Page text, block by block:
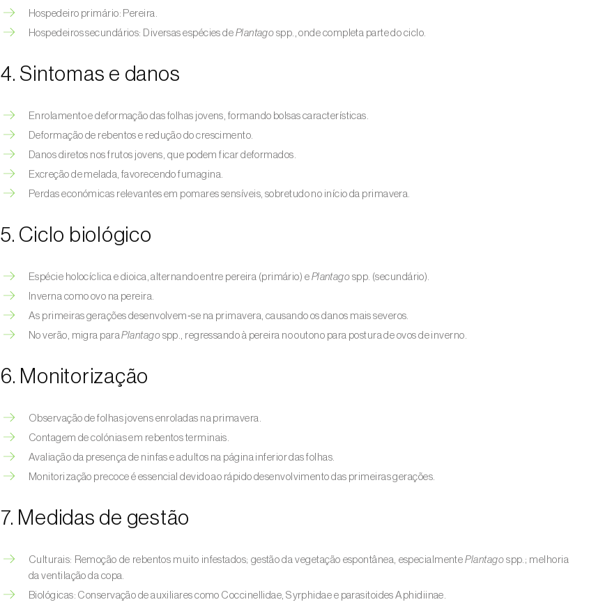
Hospedeiro primário: Pereira.
Hospedeiros secundários: Diversas espécies de Plantago spp., onde completa parte do ciclo.
4. Sintomas e danos
Enrolamento e deformação das folhas jovens, formando bolsas características.
Deformação de rebentos e redução do crescimento.
Danos diretos nos frutos jovens, que podem ficar deformados.
Excreção de melada, favorecendo fumagina.
Perdas económicas relevantes em pomares sensíveis, sobretudo no início da primavera.
5. Ciclo biológico
Espécie holocíclica e dioica, alternando entre pereira (primário) e Plantago spp. (secundário).
Inverna como ovo na pereira.
As primeiras gerações desenvolvem‑se na primavera, causando os danos mais severos.
No verão, migra paraPlantago spp., regressando à pereira no outono para postura de ovos de inverno.
6. Monitorização
Observação de folhas jovens enroladas na primavera.
Contagem de colónias em rebentos terminais.
Avaliação da presença de ninfas e adultos na página inferior das folhas.
Monitorização precoce é essencial devido ao rápido desenvolvimento das primeiras gerações.
7. Medidas de gestão
Culturais: Remoção de rebentos muito infestados; gestão da vegetação espontânea, especialmentePlantago spp.; melhoria
da ventilação da copa.
Biológicas: Conservação de auxiliares como Coccinellidae, Syrphidae e parasitoides Aphidiinae.